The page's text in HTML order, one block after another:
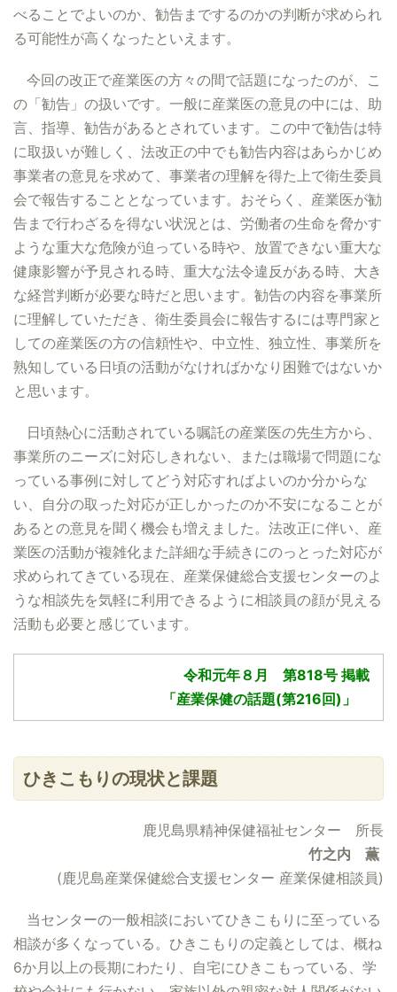
べることでよいのか、勧告までするのかの判断が求められ
る可能性が高くなったといえます。
今回の改正で産業医の方々の間で話題になったのが、こ
の「勧告」の扱いです。一般に産業医の意見の中には、助
言、指導、勧告があるとされています。この中で勧告は特
に取扱いが難しく、法改正の中でも勧告内容はあらかじめ
事業者の意見を求めて、事業者の理解を得た上で衛生委員
会で報告することとなっています。おそらく、産業医が勧
告まで行わざるを得ない状況とは、労働者の生命を脅かす
ような重大な危険が迫っている時や、放置できない重大な
健康影響が予見される時、重大な法令違反がある時、大き
な経営判断が必要な時だと思います。勧告の内容を事業所
に理解していただき、衛生委員会に報告するには専門家と
しての産業医の方の信頼性や、中立性、独立性、事業所を
熟知している日頃の活動がなければかなり困難ではないか
と思います。
日頃熱心に活動されている嘱託の産業医の先生方から、
事業所のニーズに対応しきれない、または職場で問題にな
っている事例に対してどう対応すればよいのか分からな
い、自分の取った対応が正しかったのか不安になることが
あるとの意見を聞く機会も増えました。法改正に伴い、産
業医の活動が複雑化また詳細な手続きにのっとった対応が
求められてきている現在、産業保健総合支援センターのよ
うな相談先を気軽に利用できるように相談員の顔が見える
活動も必要と感じています。
令和元年８月 第818号 掲載
「産業保健の話題(第216回)」
ひきこもりの現状と課題
鹿児島県精神保健福祉センター 所長
竹之内 薫
(鹿児島産業保健総合支援センター 産業保健相談員)
当センターの一般相談においてひきこもりに至っている
相談が多くなっている。ひきこもりの定義としては、概ね
6か月以上の長期にわたり、自宅にひきこもっている、学